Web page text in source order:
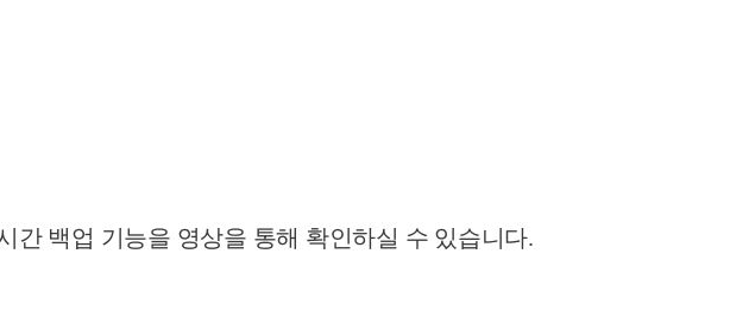
간 백업 기능을 영상을 통해 확인하실 수 있습니다.